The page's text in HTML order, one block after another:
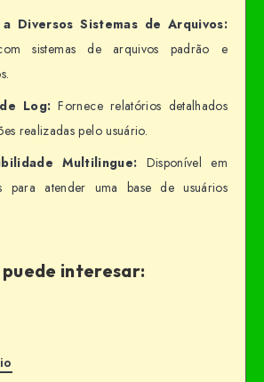
Diversos Sistemas de Arquivos:
sistemas de arquivos padrão e
Log: Fornece relatórios detalhados
realizadas pelo usuário.
Multilingue: Disponível em
para atender uma base de usuários
interesar: